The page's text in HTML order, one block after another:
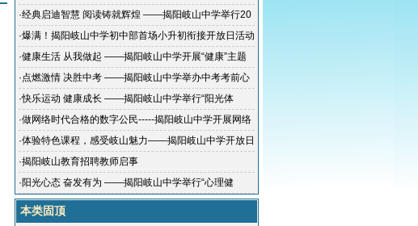
9个教师节活动
·经典启迪智慧 阅读铸就辉煌 ——揭阳岐山中学举行20
19年读书节闭幕式活动
·爆满！揭阳岐山中学初中部首场小升初衔接开放日活动
人气旺爆了！
·健康生活 从我做起 ——揭阳岐山中学开展“健康”主题
教育活动暨颁奖活动
·点燃激情 决胜中考 ——揭阳岐山中学举办中考考前心
理辅导讲座活动
·快乐运动 健康成长 ——揭阳岐山中学举行“阳光体
育”主题教育暨“进步之星”颁奖活动
·做网络时代合格的数字公民-----揭阳岐山中学开展网络
安全专题教育活动 揭阳岐山中
·体验特色课程，感受岐山魅力——揭阳岐山中学开放日
活动侧记
·揭阳岐山教育招聘教师启事
·阳光心态 奋发有为 ——揭阳岐山中学举行“心理健
康”主题教育暨“进步之星”颁奖活动
本类固顶